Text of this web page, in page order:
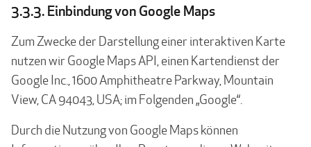
3.3.3. Einbindung von Google Maps
Zum Zwecke der Darstellung einer interaktiven Karte
nutzen wir Google Maps API, einen Kartendienst der
Google Inc., 1600 Amphitheatre Parkway, Mountain
View, CA 94043, USA; im Folgenden „Google“.
Durch die Nutzung von Google Maps können